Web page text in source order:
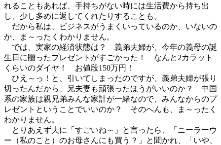
れることもあれば、手持ちがない時には生活費から持ち出
し、少し多めに返してくれたりすることも。
だから私は、ビジネスがうまくいっているのか、いないの
か、ま～ったくわかりません。
では、実家の経済状態は？ 義弟夫婦が、今年の義母の誕
生日に贈ったプレゼントがすごかった！ なんと2カラット
くらいのダイヤ！ お値段150万円！
ひえ～っ！と、引いてしまったのですが、義弟夫婦が張り
切ったんだから、兄夫妻も頑張ったほうがいいのか？ 中国
系の家族は親兄弟みんな家計が一緒なので、みんなからのプ
レゼントということでいいのか？ そのへんも、ま～ったく
わかりません。
とりあえず夫に「すごいね～」と言ったら、「ニーラーウ
ー（私のこと）のお母さんにも買う？」と聞かれ、「いや、